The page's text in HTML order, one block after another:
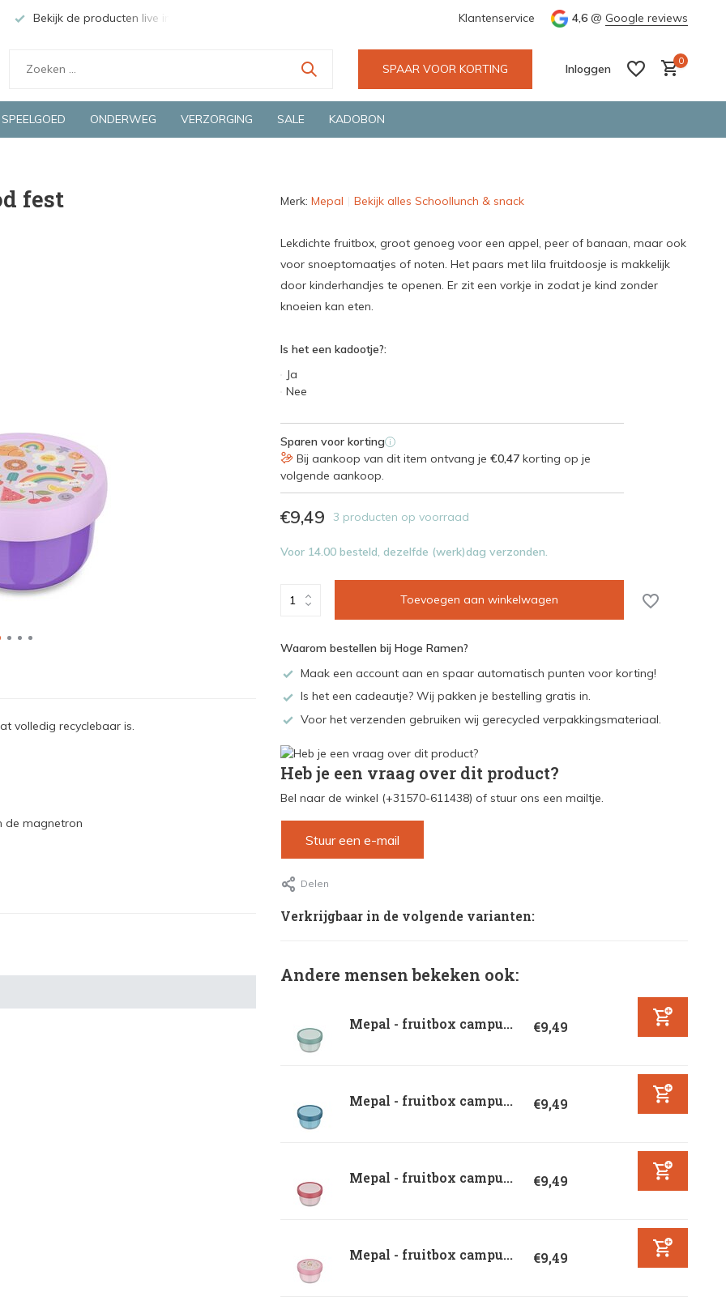
Bekijk de producten live in onze winkel in Deventer Groene en snelle bezorging door o.a. Fietskoerier en GLS. Wij
Klantenservice 4,6 @ Google reviews
SPAAR VOOR KORTING Inloggen
0
SPEELGOED ONDERWEG VERZORGING SALE KADOBON
fest
volledig recyclebaar is.
de magnetron
Merk: Mepal Bekijk alles Schoollunch & snack
Lekdichte fruitbox, groot genoeg voor een appel, peer of banaan, maar ook
voor snoeptomaatjes of noten. Het paars met lila fruitdoosje is makkelijk
door kinderhandjes te openen. Er zit een vorkje in zodat je kind zonder
knoeien kan eten.
Is het een kadootje?:
Ja
Nee
Sparen voor korting i
Bij aankoop van dit item ontvang je €0,47korting op je
volgende aankoop.
€9,49 3 producten op voorraad
Voor 14.00 besteld, dezelfde (werk)dag verzonden.
Toevoegen aan winkelwagen
Waarom bestellen bij Hoge Ramen?
Maak een account aan en spaar automatisch punten voor korting!
Is het een cadeautje? Wij pakken je bestelling gratis in.
Voor het verzenden gebruiken wij gerecycled verpakkingsmateriaal.
Heb je een vraag over dit product?
Bel naar de winkel (+31570-611438) of stuur ons een mailtje.
Stuur een e-mail
Delen
Verkrijgbaar in de volgende varianten:
Andere mensen bekeken ook:
Mepal - fruitbox campu... €9,49
Mepal - fruitbox campu... €9,49
Mepal - fruitbox campu... €9,49
Mepal - fruitbox campu... €9,49